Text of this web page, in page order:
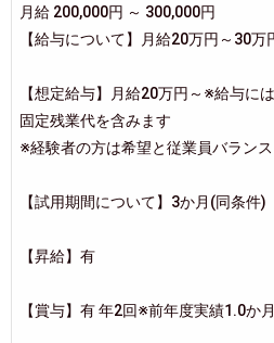
月給 200,000円 ～ 300,000円
【給与について】月給20万円～30万
【想定給与】月給20万円～※給与に
固定残業代を含みます
※経験者の方は希望と従業員バラン
【試用期間について】3か月(同条件)
【昇給】有
【賞与】有 年2回※前年度実績1.0か